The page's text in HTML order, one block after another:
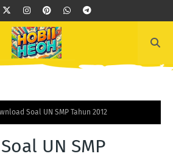
Soal UN SMP Tahun 2012
UN SMP